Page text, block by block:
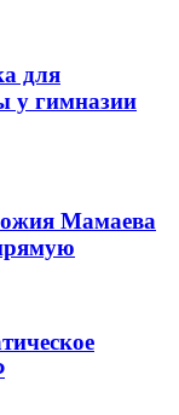
для
у гимназии
Мамаева